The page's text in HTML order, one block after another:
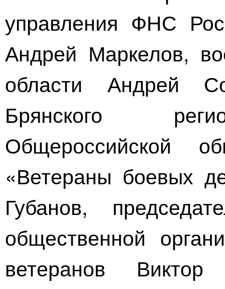
управления ФНС
Андрей Маркелов,
области Андрей
Брянского
Общероссийской
«Ветераны боевых
Губанов,
общественной
ветеранов Виктор